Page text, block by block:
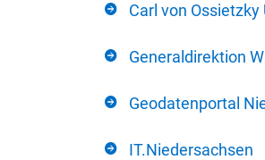
Carl von
Generaldirektion
Geodatenportal
IT.Niedersachsen